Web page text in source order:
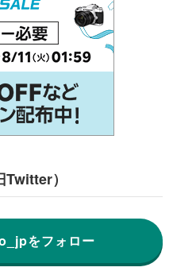
）
をフォロー